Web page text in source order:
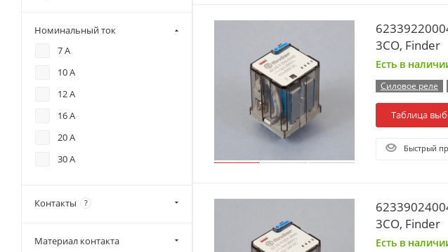
3CO, Finder
Есть в
Силовое реле
Таблица
Быстрый
3CO, Finder
Есть в
Номинальный ток
7 А
10 А
12 А
16 А
20 А
30 А
Контакты ?
Материал контакта